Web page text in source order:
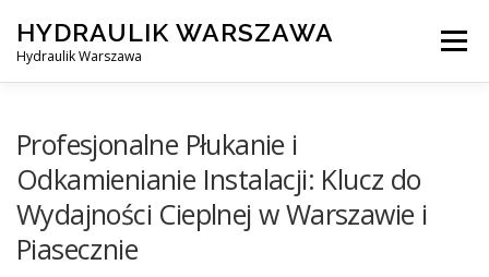
content
HYDRAULIK WARSZAWA
Hydraulik Warszawa
Menu
OBSŁUGIWANE LOKALIZACJE – WARSZAWA I OKOLICE
Profesjonalne Płukanie i
Odkamienianie Instalacji: Klucz do
Wydajności Cieplnej w Warszawie i
Piasecznie